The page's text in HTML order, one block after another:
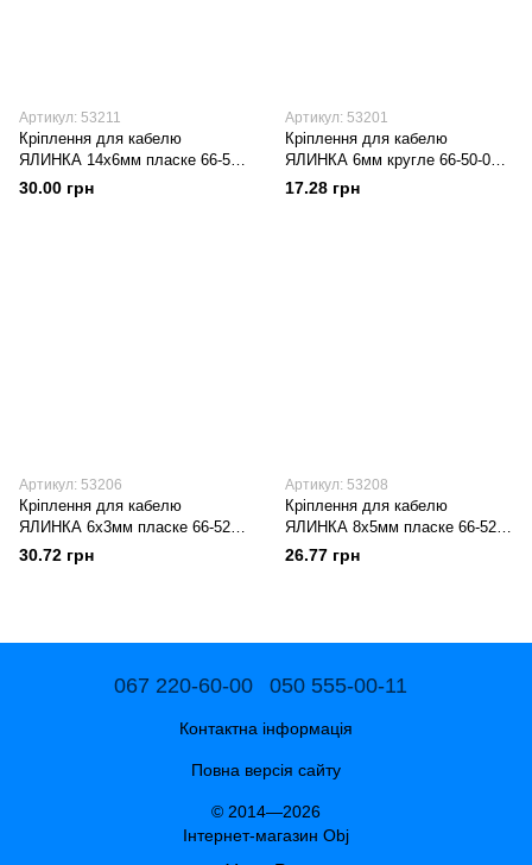
Артикул: 53211
Кріплення для кабелю
ЯЛИНКА 14х6мм пласке 66-52-
19 100шт/уп (уп.)
30.00 грн
Артикул: 53201
Кріплення для кабелю
ЯЛИНКА 6мм кругле 66-50-06
100шт/уп (уп.)
17.28 грн
Артикул: 53206
Кріплення для кабелю
ЯЛИНКА 6х3мм пласке 66-52-
03 100шт/уп (уп.)
30.72 грн
Артикул: 53208
Кріплення для кабелю
ЯЛИНКА 8х5мм пласке 66-52-
08 100шт/уп (уп.)
26.77 грн
067 220-60-00 050 555-00-11
Контактна інформація
Повна версія сайту
© 2014—2026
Інтернет-магазин Obj